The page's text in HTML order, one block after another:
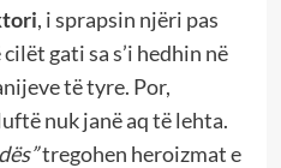
, i sprapsin njëri pas
gati sa s’i hedhin në
të tyre. Por,
nuk janë aq të lehta.
tregohen heroizmat e